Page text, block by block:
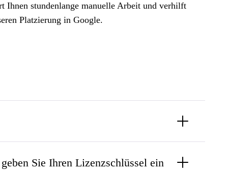
Ihnen stundenlange manuelle Arbeit und verhilft
Platzierung in Google.
Sie Ihren Lizenzschlüssel ein